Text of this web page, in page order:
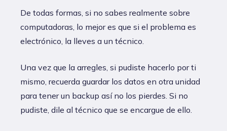
De todas formas, si no sabes realmente sobre
computadoras, lo mejor es que si el problema es
electrónico, la lleves a un técnico.
Una vez que la arregles, si pudiste hacerlo por ti
mismo, recuerda guardar los datos en otra unidad
para tener un backup así no los pierdes. Si no
pudiste, dile al técnico que se encargue de ello.